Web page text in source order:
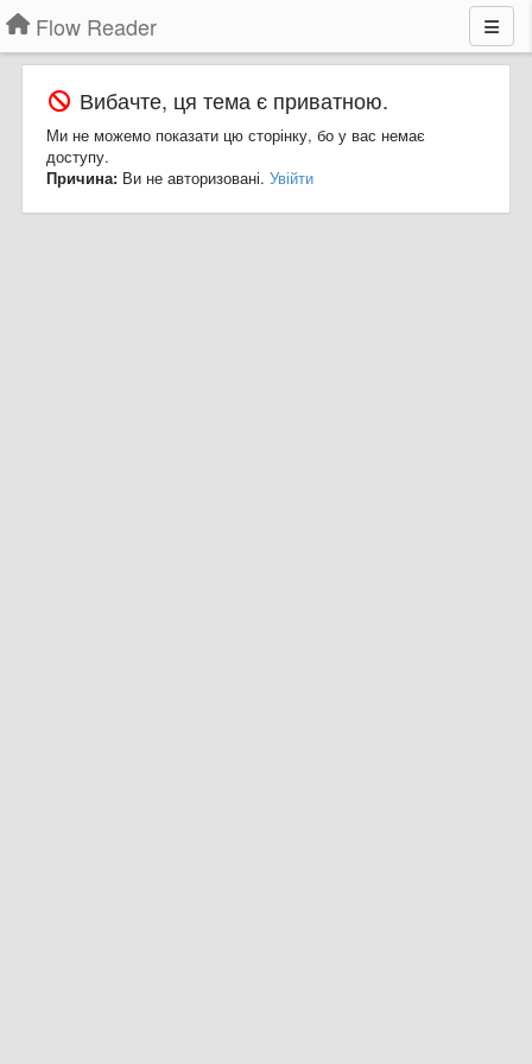
Flow Reader
Вибачте, ця тема є приватною.
Ми не можемо показати цю сторінку, бо у вас немає
доступу.
Причина: Ви не авторизовані. Увійти